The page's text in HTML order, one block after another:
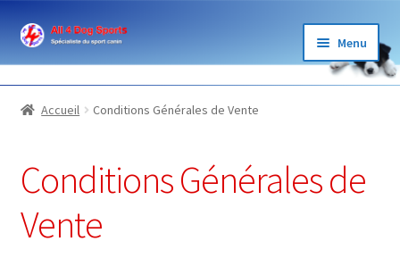
Menu
BOUTIQUE
GARDE
Accueil Conditions Générales de Vente
Conditions Générales de
Vente